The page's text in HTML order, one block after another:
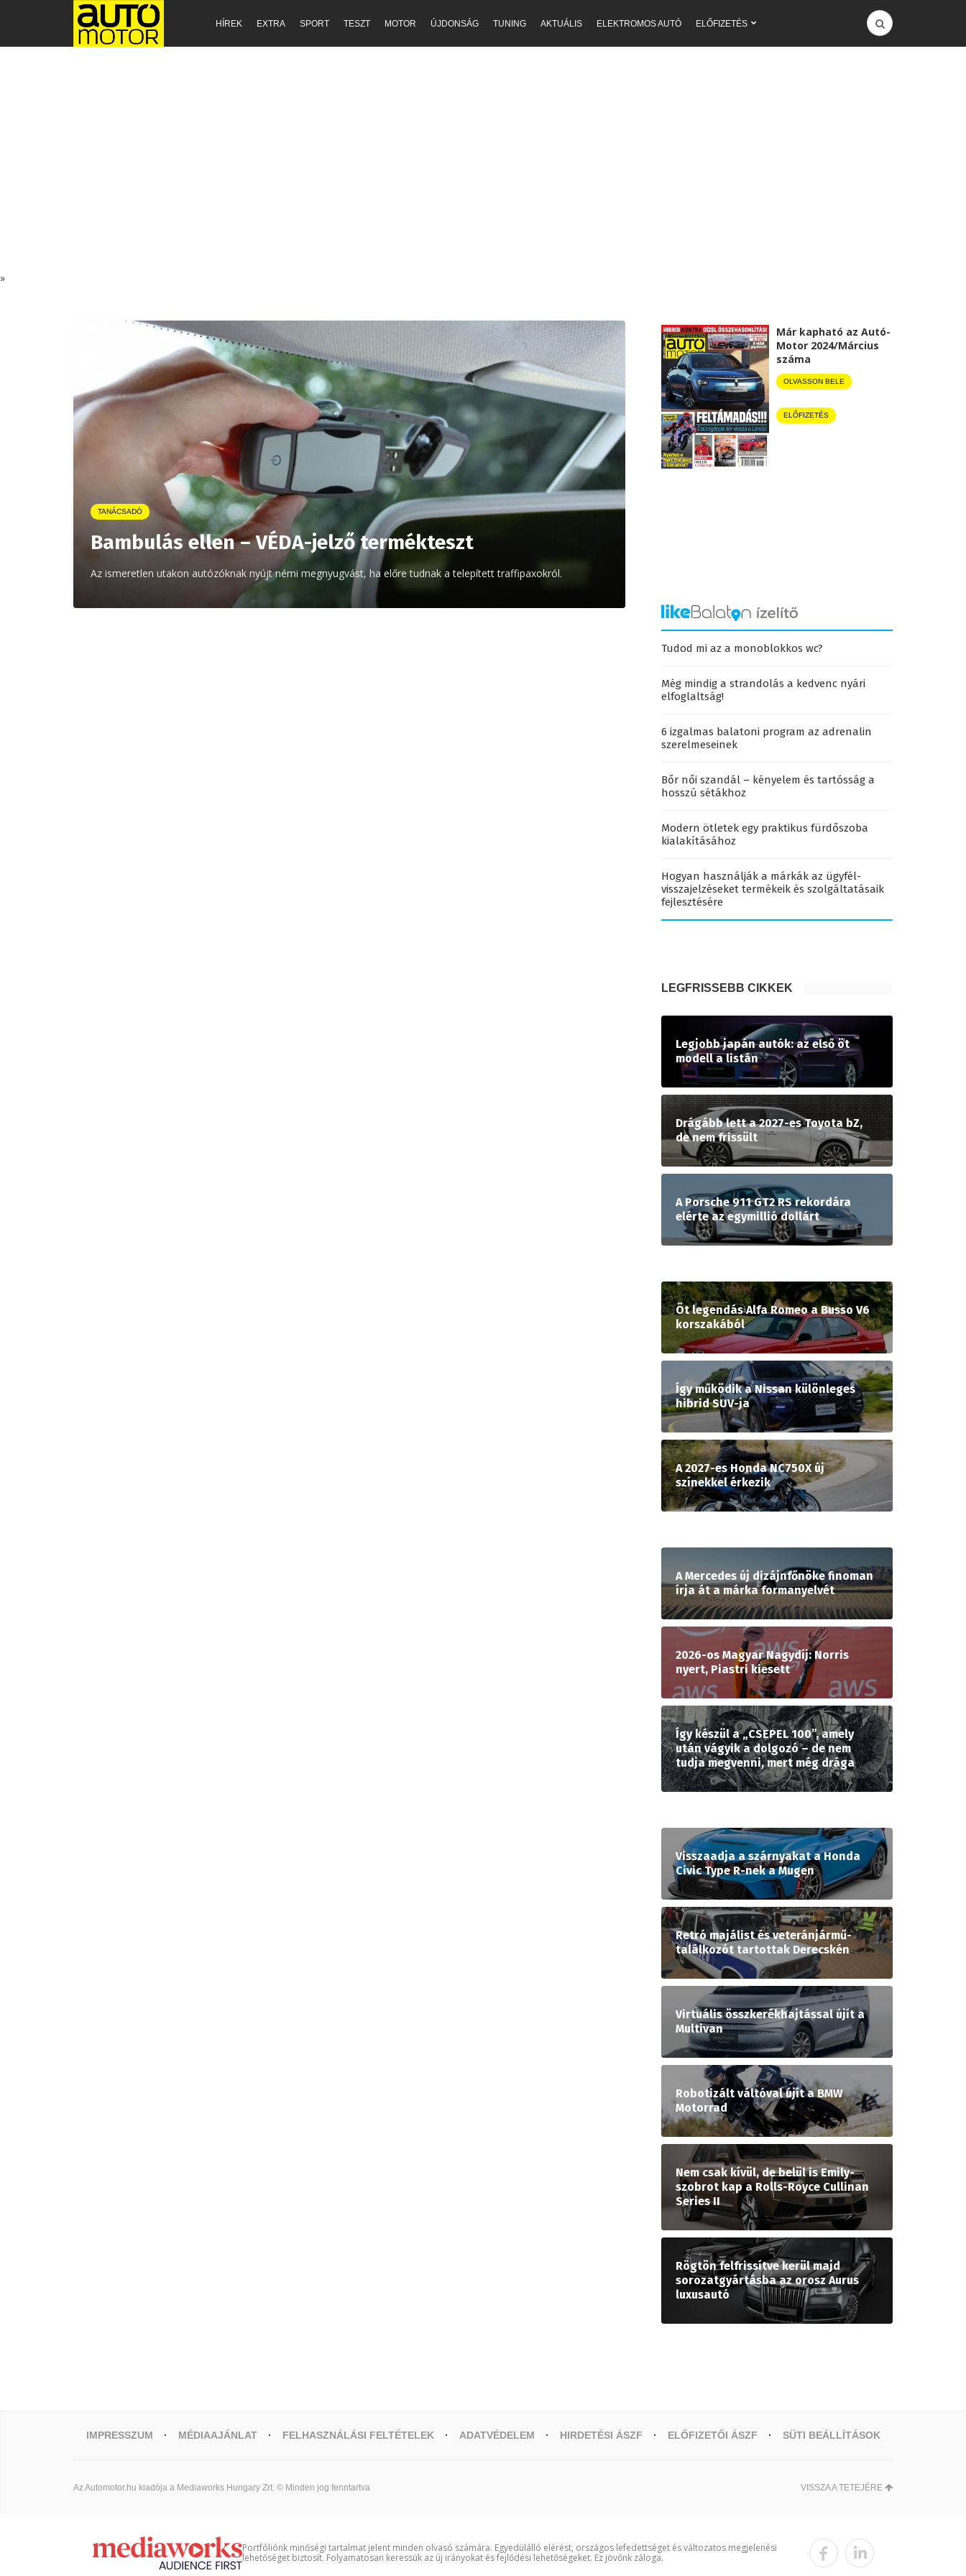
HÍREK EXTRA SPORT TESZT MOTOR ÚJDONSÁG TUNING AKTUÁLIS ELEKTROMOS AUTÓ ELŐFIZETÉS
»
TANÁCSADÓ
Bambulás ellen – VÉDA-jelző termékteszt
Az ismeretlen utakon autózóknak nyújt némi megnyugvást, ha előre tudnak a telepített traffipaxokról.
Már kapható az Autó-
Motor 2024/Március
száma
OLVASSON BELE
ELŐFIZETÉS
Tudod mi az a monoblokkos wc?
Még mindig a strandolás a kedvenc nyári
elfoglaltság!
6 izgalmas balatoni program az adrenalin
szerelmeseinek
Bőr női szandál – kényelem és tartósság a
hosszú sétákhoz
Modern ötletek egy praktikus fürdőszoba
kialakításához
Hogyan használják a márkák az ügyfél-
visszajelzéseket termékeik és szolgáltatásaik
fejlesztésére
LEGFRISSEBB CIKKEK
Legjobb japán autók: az első öt
modell a listán
Drágább lett a 2027-es Toyota bZ,
de nem frissült
A Porsche 911 GT2 RS rekordára
elérte az egymillió dollárt
Öt legendás Alfa Romeo a Busso V6
korszakából
Így működik a Nissan különleges
hibrid SUV-ja
A 2027-es Honda NC750X új
színekkel érkezik
A Mercedes új dizájnfőnöke finoman
írja át a márka formanyelvét
2026-os Magyar Nagydíj: Norris
nyert, Piastri kiesett
Így készül a „CSEPEL 100”, amely
után vágyik a dolgozó – de nem
tudja megvenni, mert még drága
Visszaadja a szárnyakat a Honda
Civic Type R-nek a Mugen
Retró majálist és veteránjármű-
találkozót tartottak Derecskén
Virtuális összkerékhajtással újít a
Multivan
Robotizált váltóval újít a BMW
Motorrad
Nem csak kívül, de belül is Emily-
szobrot kap a Rolls-Royce Cullinan
Series II
Rögtön felfrissítve kerül majd
sorozatgyártásba az orosz Aurus
luxusautó
IMPRESSZUM MÉDIAAJÁNLAT FELHASZNÁLÁSI FELTÉTELEK ADATVÉDELEM HIRDETÉSI ÁSZF ELŐFIZETŐI ÁSZF SÜTI BEÁLLÍTÁSOK
Az Automotor.hu kiadója a Mediaworks Hungary Zrt. © Minden jog fenntartva VISSZA A TETEJÉRE
Portfóliónk minőségi tartalmat jelent minden olvasó számára. Egyedülálló elérést, országos lefedettséget és változatos megjelenési
lehetőséget biztosít. Folyamatosan keressük az új irányokat és fejlődési lehetőségeket. Ez jövőnk záloga.